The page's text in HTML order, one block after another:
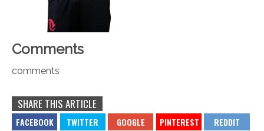
Comments
comments
SHARE THIS ARTICLE